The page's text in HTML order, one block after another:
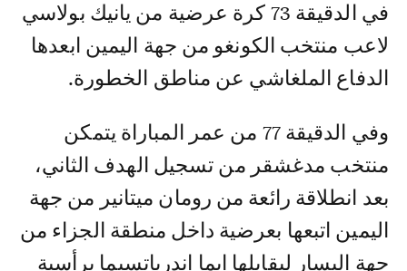
في الدقيقة 73 كرة عرضية من يانيك بولاسي
لاعب منتخب الكونغو من جهة اليمين ابعدها
الدفاع الملغاشي عن مناطق الخطورة.
وفي الدقيقة 77 من عمر المباراة يتمكن
منتخب مدغشقر من تسجيل الهدف الثاني،
بعد انطلاقة رائعة من رومان ميتانير من جهة
اليمين اتبعها بعرضية داخل منطقة الجزاء من
جهة اليسار ليقابلها ايما اندرياتسيما برأسية